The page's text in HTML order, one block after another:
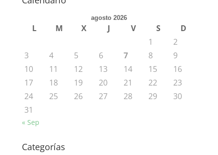
agosto 2026
L M X J V S
D
1
2
3
4 5 6 7 8
9
10
11 12 13 14 15
16
17
18 19 20 21 22
23
24
25 26 27 28 29
30
31
« Sep
Categorías